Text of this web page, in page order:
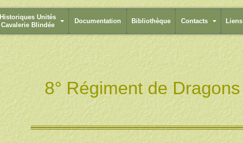
Historiques Unités
Cavalerie Blindée
Documentation Bibliothèque Contacts Liens
8° Régiment de Dragons